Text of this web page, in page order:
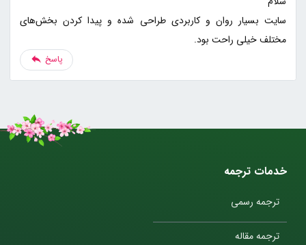
سایت بسیار روان و کاربردی طراحی شده و پیدا کردن بخش‌های
مختلف خیلی راحت بود.
پاسخ
خدمات ترجمه
ترجمه رسمی
ترجمه مقاله